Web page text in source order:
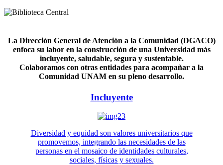
La Dirección General de Atención a la Comunidad (DGACO)
enfoca su labor en la construcción de una Universidad más
incluyente, saludable, segura y sustentable.
Colaboramos con otras entidades para acompañar a la
Comunidad UNAM en su pleno desarrollo.
Incluyente
Diversidad y equidad son valores universitarios que
promovemos, integrando las necesidades de las
personas en el mosaico de identidades culturales,
sociales, físicas y sexuales.